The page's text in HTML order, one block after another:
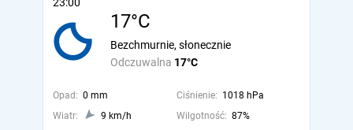
17°C
Odczuwalna 17°C
Bezchmurnie, słonecznie
Opad: 0 mm Ciśnienie: 1018 hPa
Wiatr:
9 km/h Wilgotność: 87%